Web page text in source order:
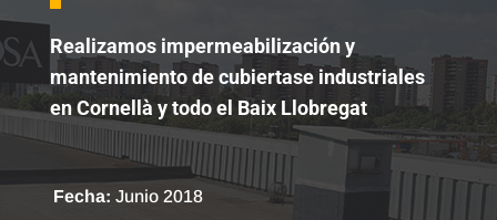
Realizamos impermeabilización y
mantenimiento de cubiertase industriales
en Cornellà y todo el Baix Llobregat
Fecha: Junio 2018